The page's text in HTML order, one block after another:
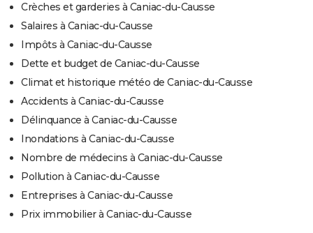
Crèches et garderies à Caniac-du-Causse
Salaires à Caniac-du-Causse
Impôts à Caniac-du-Causse
Dette et budget de Caniac-du-Causse
Climat et historique météo de Caniac-du-Causse
Accidents à Caniac-du-Causse
Délinquance à Caniac-du-Causse
Inondations à Caniac-du-Causse
Nombre de médecins à Caniac-du-Causse
Pollution à Caniac-du-Causse
Entreprises à Caniac-du-Causse
Prix immobilier à Caniac-du-Causse